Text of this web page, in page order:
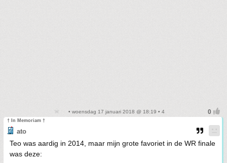
• woensdag 17 januari 2018 @ 18:19 • 4
† In Memoriam †
ato
Teo was aardig in 2014, maar mijn grote favoriet in de WR finale
was deze: